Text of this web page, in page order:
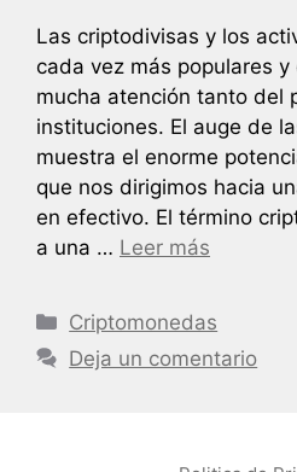
Las criptodivisas y los
cada vez más populares
mucha atención tanto del
instituciones. El auge de
muestra el enorme
que nos dirigimos hacia
en efectivo. El término
a una … Leer más
Categorías
Criptomonedas
Deja un comentario